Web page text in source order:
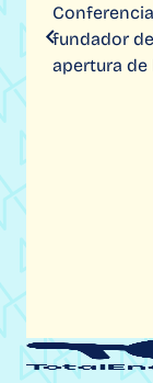
fundador
apertura de